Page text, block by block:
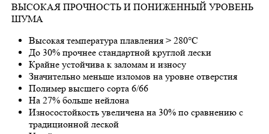
ВЫСОКАЯ ПРОЧНОСТЬ И ПОНИЖЕННЫЙ УРОВЕНЬ
ШУМА
Высокая температура плавления > 280°C
До 30% прочнее стандартной круглой лески
Крайне устойчива к заломам и износу
Значительно меньше изломов на уровне отверстия
Полимер высшего сорта 6/66
На 27% больше нейлона
Износостойкость увеличена на 30% по сравнению с
традиционной леской